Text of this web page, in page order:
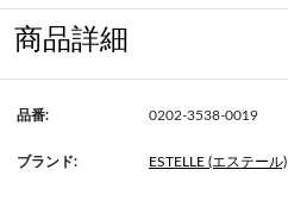
商品詳細
品番: 0202-3538-0019
ブランド: ESTELLE (エステール)